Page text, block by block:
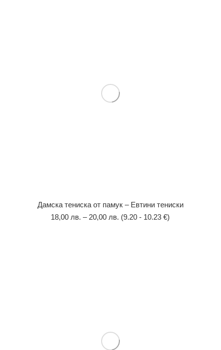
Дамска тениска от памук – Евтини тениски
18,00 лв. – 20,00 лв. (9.20 - 10.23 €)